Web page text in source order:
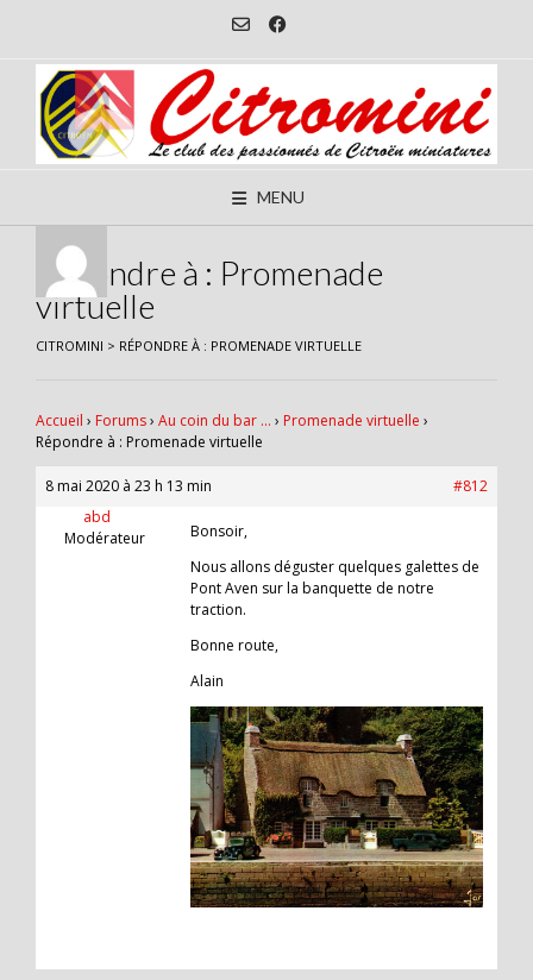
content
MENU
Répondre à : Promenade
virtuelle
CITROMINI > RÉPONDRE À : PROMENADE VIRTUELLE
Accueil › Forums› Au coin du bar … › Promenade virtuelle ›
Répondre à : Promenade virtuelle
8 mai 2020 à 23 h 13 min
#812
abd
Modérateur
Bonsoir,
Nous allons déguster quelques galettes de
Pont Aven sur la banquette de notre
traction.
Bonne route,
Alain